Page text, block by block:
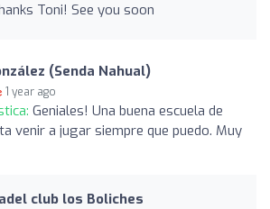
Toni! See you soon
(Senda Nahual)
1 year ago
Geniales! Una buena escuela de
venir a jugar siempre que puedo. Muy
club los Boliches